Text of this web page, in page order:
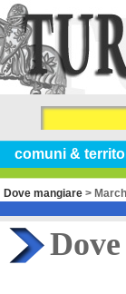
comuni &
Dove mangiare >